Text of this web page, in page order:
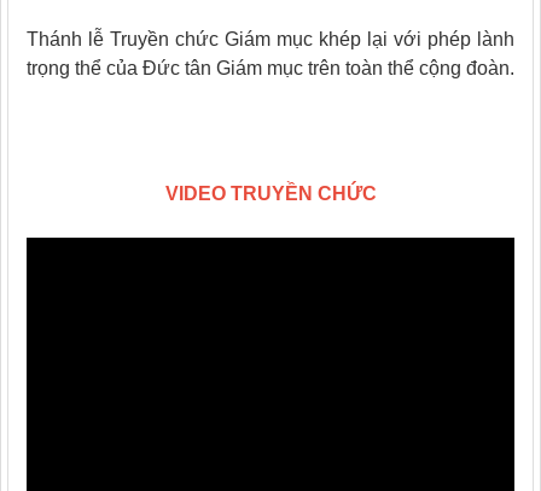
Thánh lễ Truyền chức Giám mục khép lại với phép lành
trọng thể của Đức tân Giám mục trên toàn thể cộng đoàn.
VIDEO TRUYỀN CHỨC